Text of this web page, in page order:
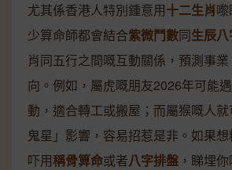
尤其係香港人特別鍾意用十二生肖
少算命師都會結合紫微鬥數同生辰
肖同五行之間嘅互動關係，預測事
向。例如，屬虎嘅朋友2026年可能遇
動，適合轉工或搬屋；而屬猴嘅人
鬼星」影響，容易招惹是非。如果
吓用稱骨算命或者八字排盤 ，睇埋